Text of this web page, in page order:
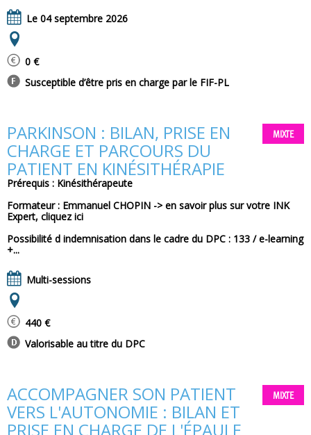
Le 04 septembre 2026
0 €
Susceptible d’être pris en charge par le FIF-PL
MIXTE
PARKINSON : BILAN, PRISE EN
CHARGE ET PARCOURS DU
PATIENT EN KINÉSITHÉRAPIE
Prérequis : Kinésithérapeute
Formateur : Emmanuel CHOPIN -> en savoir plus sur votre INK
Expert, cliquez ici
Possibilité d indemnisation dans le cadre du DPC : 133 / e-learning
+...
Multi-sessions
440 €
Valorisable au titre du DPC
MIXTE
ACCOMPAGNER SON PATIENT
VERS L'AUTONOMIE : BILAN ET
PRISE EN CHARGE DE L'ÉPAULE